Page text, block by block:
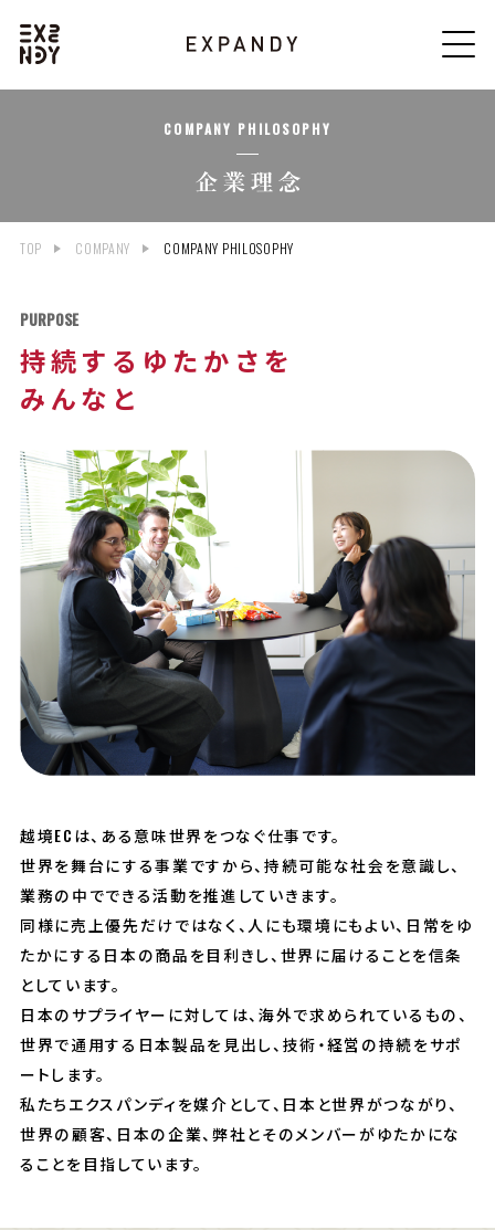
COMPANY PHILOSOPHY
TOP COMPANY COMPANY PHILOSOPHY
PURPOSE
持続するゆたかさを
みんなと
越境ECは、ある意味世界をつなぐ仕事です。
世界を舞台にする事業ですから、持続可能な社会を意識し、
業務の中でできる活動を推進していきます。
同様に売上優先だけではなく、人にも環境にもよい、日常をゆ
たかにする日本の商品を目利きし、世界に届けることを信条
としています。
日本のサプライヤーに対しては、海外で求められているもの、
世界で通用する日本製品を見出し、技術・経営の持続をサポ
ートします。
私たちエクスパンディを媒介として、日本と世界がつながり、
世界の顧客、日本の企業、弊社とそのメンバーがゆたかにな
ることを目指しています。